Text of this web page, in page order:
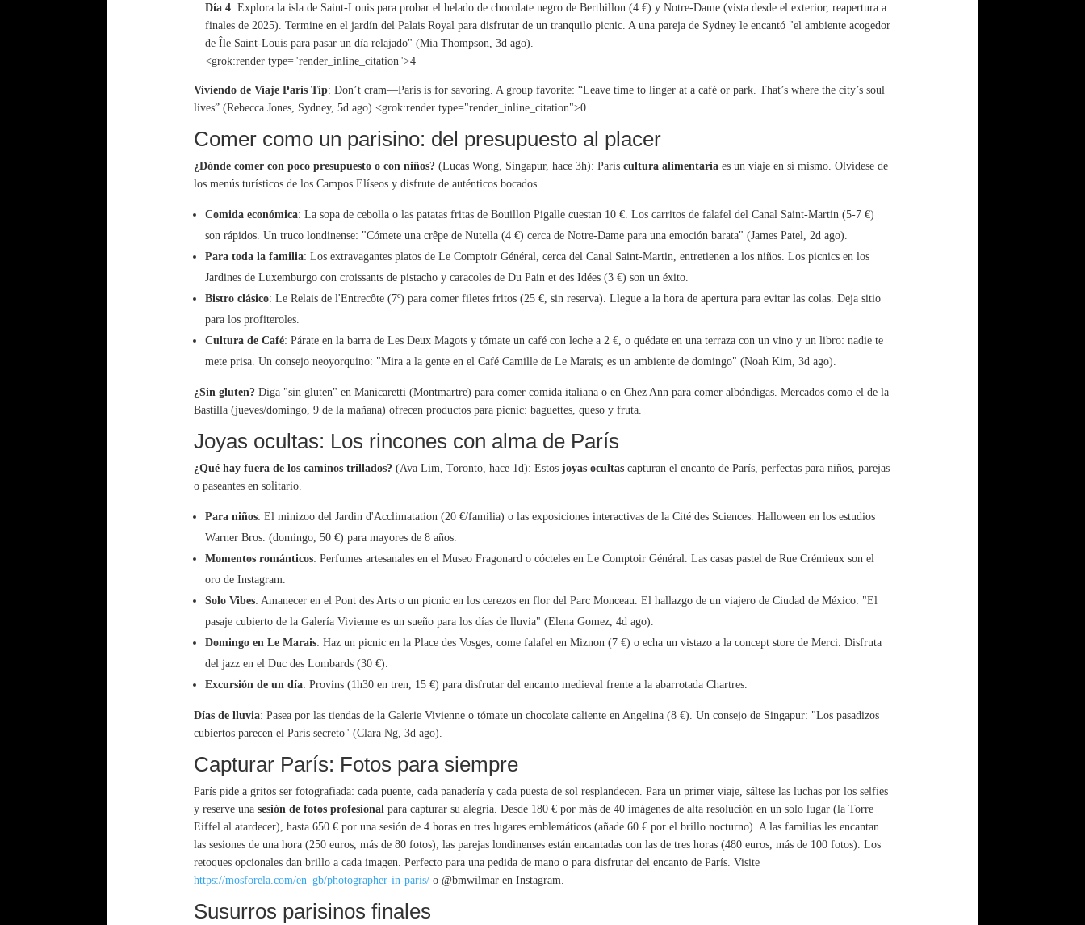
Día 4: Explora la isla de Saint-Louis para probar el helado de chocolate negro de Berthillon (4 €) y Notre-Dame (vista desde el exterior, reapertura a
finales de 2025). Termine en el jardín del Palais Royal para disfrutar de un tranquilo picnic. A una pareja de Sydney le encantó "el ambiente acogedor
de Île Saint-Louis para pasar un día relajado" (Mia Thompson, 3d ago).
<grok:render type="render_inline_citation">4
Viviendo de Viaje Paris Tip: Don’t cram—Paris is for savoring. A group favorite: “Leave time to linger at a café or park. That’s where the city’s soul
lives” (Rebecca Jones, Sydney, 5d ago).<grok:render type="render_inline_citation">0
Comer como un parisino: del presupuesto al placer
¿Dónde comer con poco presupuesto o con niños? (Lucas Wong, Singapur, hace 3h): París cultura alimentaria es un viaje en sí mismo. Olvídese de
los menús turísticos de los Campos Elíseos y disfrute de auténticos bocados.
Comida económica: La sopa de cebolla o las patatas fritas de Bouillon Pigalle cuestan 10 €. Los carritos de falafel del Canal Saint-Martin (5-7 €)
son rápidos. Un truco londinense: "Cómete una crêpe de Nutella (4 €) cerca de Notre-Dame para una emoción barata" (James Patel, 2d ago).
Para toda la familia: Los extravagantes platos de Le Comptoir Général, cerca del Canal Saint-Martin, entretienen a los niños. Los picnics en los
Jardines de Luxemburgo con croissants de pistacho y caracoles de Du Pain et des Idées (3 €) son un éxito.
Bistro clásico: Le Relais de l'Entrecôte (7º) para comer filetes fritos (25 €, sin reserva). Llegue a la hora de apertura para evitar las colas. Deja sitio
para los profiteroles.
Cultura de Café: Párate en la barra de Les Deux Magots y tómate un café con leche a 2 €, o quédate en una terraza con un vino y un libro: nadie te
mete prisa. Un consejo neoyorquino: "Mira a la gente en el Café Camille de Le Marais; es un ambiente de domingo" (Noah Kim, 3d ago).
¿Sin gluten? Diga "sin gluten" en Manicaretti (Montmartre) para comer comida italiana o en Chez Ann para comer albóndigas. Mercados como el de la
Bastilla (jueves/domingo, 9 de la mañana) ofrecen productos para picnic: baguettes, queso y fruta.
Joyas ocultas: Los rincones con alma de París
¿Qué hay fuera de los caminos trillados? (Ava Lim, Toronto, hace 1d): Estos joyas ocultas capturan el encanto de París, perfectas para niños, parejas
o paseantes en solitario.
Para niños: El minizoo del Jardin d'Acclimatation (20 €/familia) o las exposiciones interactivas de la Cité des Sciences. Halloween en los estudios
Warner Bros. (domingo, 50 €) para mayores de 8 años.
Momentos románticos: Perfumes artesanales en el Museo Fragonard o cócteles en Le Comptoir Général. Las casas pastel de Rue Crémieux son el
oro de Instagram.
Solo Vibes: Amanecer en el Pont des Arts o un picnic en los cerezos en flor del Parc Monceau. El hallazgo de un viajero de Ciudad de México: "El
pasaje cubierto de la Galería Vivienne es un sueño para los días de lluvia" (Elena Gomez, 4d ago).
Domingo en Le Marais: Haz un picnic en la Place des Vosges, come falafel en Miznon (7 €) o echa un vistazo a la concept store de Merci. Disfruta
del jazz en el Duc des Lombards (30 €).
Excursión de un día: Provins (1h30 en tren, 15 €) para disfrutar del encanto medieval frente a la abarrotada Chartres.
Días de lluvia: Pasea por las tiendas de la Galerie Vivienne o tómate un chocolate caliente en Angelina (8 €). Un consejo de Singapur: "Los pasadizos
cubiertos parecen el París secreto" (Clara Ng, 3d ago).
Capturar París: Fotos para siempre
París pide a gritos ser fotografiada: cada puente, cada panadería y cada puesta de sol resplandecen. Para un primer viaje, sáltese las luchas por los selfies
y reserve una sesión de fotos profesional para capturar su alegría. Desde 180 € por más de 40 imágenes de alta resolución en un solo lugar (la Torre
Eiffel al atardecer), hasta 650 € por una sesión de 4 horas en tres lugares emblemáticos (añade 60 € por el brillo nocturno). A las familias les encantan
las sesiones de una hora (250 euros, más de 80 fotos); las parejas londinenses están encantadas con las de tres horas (480 euros, más de 100 fotos). Los
retoques opcionales dan brillo a cada imagen. Perfecto para una pedida de mano o para disfrutar del encanto de París. Visite
https://mosforela.com/en_gb/photographer-in-paris/ o @bmwilmar en Instagram.
Susurros parisinos finales